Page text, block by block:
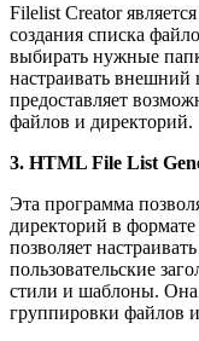
Filelist Creator
создания списка
выбирать нужные
настраивать внешний
предоставляет
файлов и директорий.
3. HTML File List
Эта программа
директорий в
позволяет
пользовательские
стили и шаблоны. Она
группировки файлов